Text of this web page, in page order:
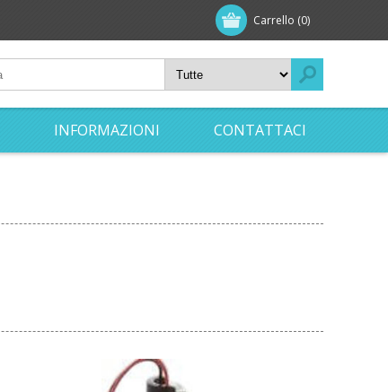
Carrello (0)
INFORMAZIONI CONTATTACI